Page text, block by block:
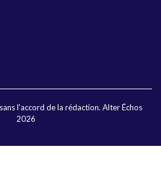
l'accord de la rédaction. Alter Échos
2026